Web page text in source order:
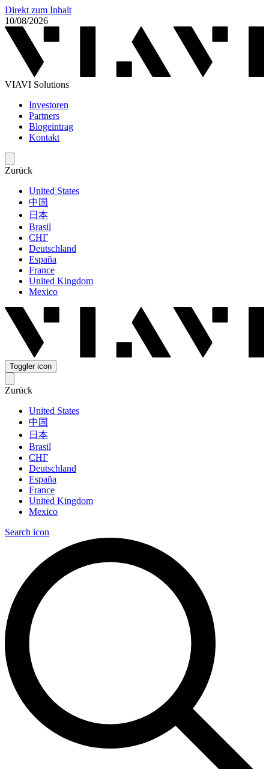
Direkt zum Inhalt
10/08/2026
VIAVI Solutions
Investoren
Partners
Blogeintrag
Kontakt
Zurück
United States
中国
日本
Brasil
СНГ
Deutschland
España
France
United Kingdom
Mexico
Toggler icon
Zurück
United States
中国
日本
Brasil
СНГ
Deutschland
España
France
United Kingdom
Mexico
Search icon